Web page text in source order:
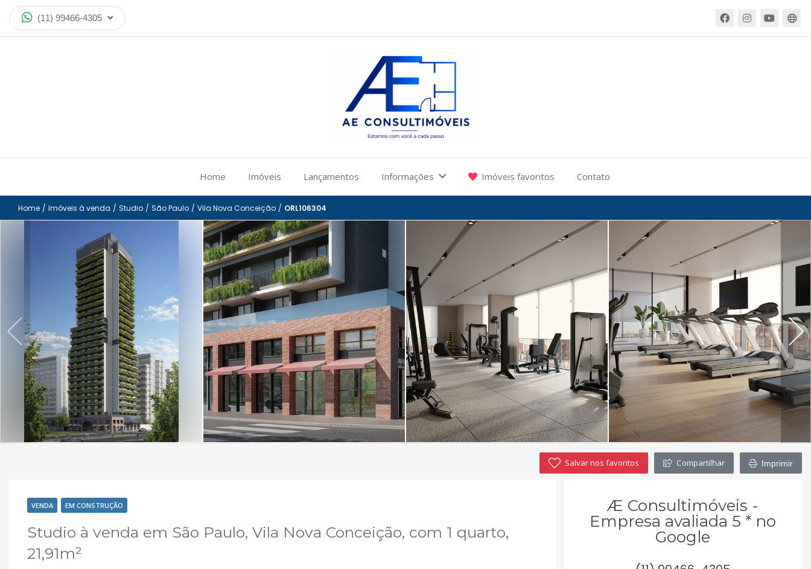
(11) 99466-4305
Home Imóveis Lançamentos Informações Imóveis favoritos Contato
Home / Imóveis à venda / Studio / São Paulo / Vila Nova Conceição / ORL106304
Salvar nos favoritos Compartilhar Imprimir
VENDA EM CONSTRUÇÃO
Studio à venda em São Paulo, Vila Nova Conceição, com 1 quarto,
21,91m²
Æ Consultimóveis -
Empresa avaliada 5 * no
Google